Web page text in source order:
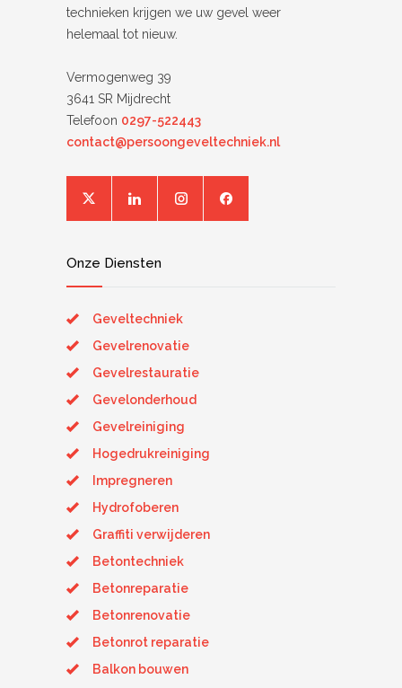
technieken krijgen we uw gevel weer
helemaal tot nieuw.
Vermogenweg 39
3641 SR Mijdrecht
Telefoon 0297-522443
contact@persoongeveltechniek.nl
Onze Diensten
Geveltechniek
Gevelrenovatie
Gevelrestauratie
Gevelonderhoud
Gevelreiniging
Hogedrukreiniging
Impregneren
Hydrofoberen
Graffiti verwijderen
Betontechniek
Betonreparatie
Betonrenovatie
Betonrot reparatie
Balkon bouwen